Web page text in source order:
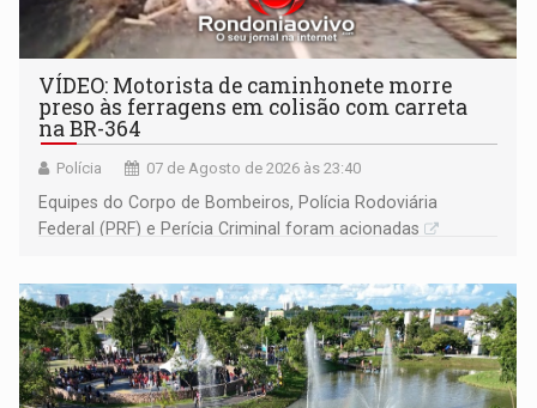
VÍDEO: Motorista de caminhonete morre
preso às ferragens em colisão com carreta
na BR-364
Polícia 07 de Agosto de 2026 às 23:40
Equipes do Corpo de Bombeiros, Polícia Rodoviária
Federal (PRF) e Perícia Criminal foram acionadas